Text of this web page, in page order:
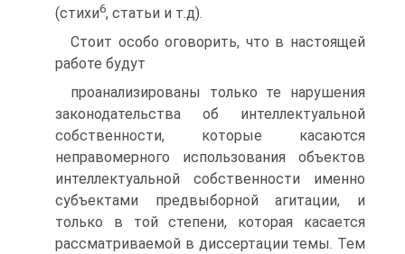
(стихи6, статьи и т.д).
Стоит особо оговорить, что в настоящей
работе будут
проанализированы только те нарушения
законодательства об интеллектуальной
собственности, которые касаются
неправомерного использования объектов
интеллектуальной собственности именно
субъектами предвыборной агитации, и
только в той степени, которая касается
рассматриваемой в диссертации темы. Тем